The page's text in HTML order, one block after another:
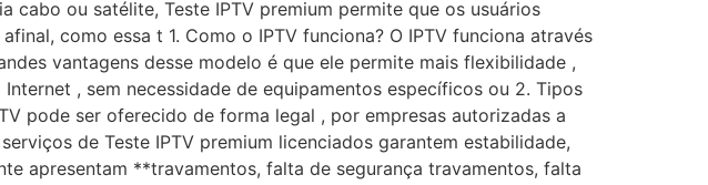
cabo ou satélite, Teste IPTV premium permite que os usuários
como essa t 1. Como o IPTV funciona? O IPTV funciona através
vantagens desse modelo é que ele permite mais flexibilidade ,
, sem necessidade de equipamentos específicos ou 2. Tipos
pode ser oferecido de forma legal , por empresas autorizadas a
de Teste IPTV premium licenciados garantem estabilidade,
apresentam **travamentos, falta de segurança travamentos, falta